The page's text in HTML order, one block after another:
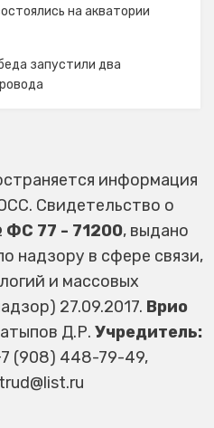
на акватории
запустили два
информация
Свидетельство о
77 - 71200, выдано
надзору в сфере связи,
и массовых
27.09.2017. Врио
Д.Р. Учредитель:
(908) 448-79-49,